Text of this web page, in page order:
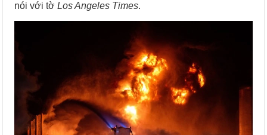
nói với tờLos Angeles Times.